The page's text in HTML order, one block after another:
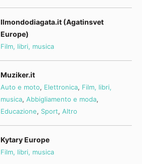
Ilmondodiagata.it (Agatinsvet
Europe)
Film, libri, musica
Muziker.it
Auto e moto, Elettronica, Film, libri,
musica, Abbigliamento e moda,
Educazione, Sport, Altro
Kytary Europe
Film, libri, musica